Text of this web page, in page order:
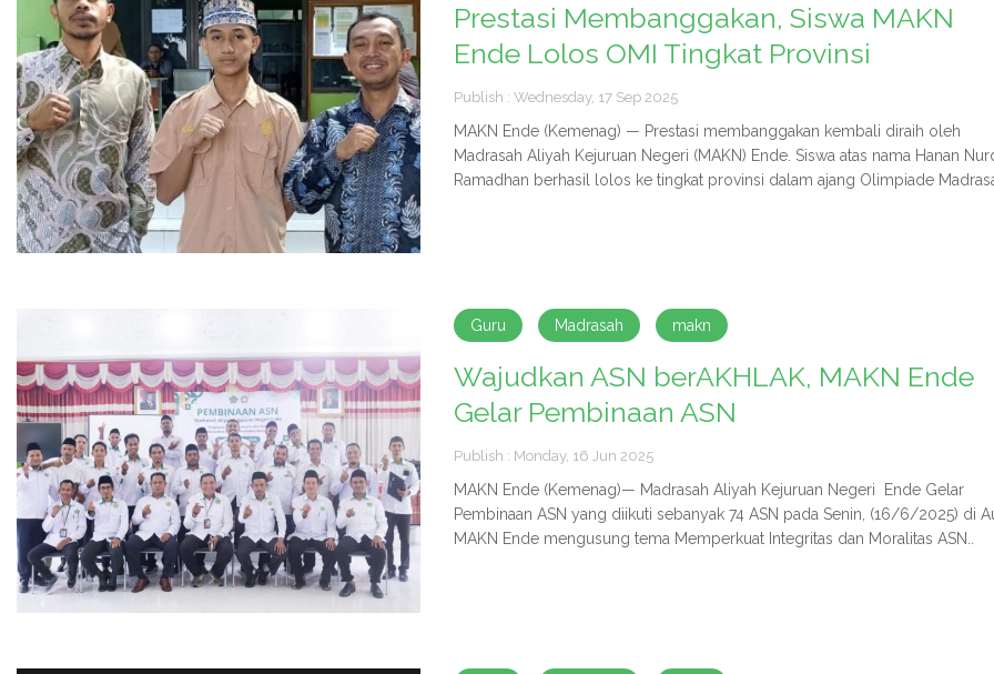
Prestasi Membanggakan, Siswa MAKN
Ende Lolos OMI Tingkat Provinsi
Publish : Wednesday, 17 Sep 2025
MAKN Ende (Kemenag) — Prestasi membanggakan kembali diraih oleh
Madrasah Aliyah Kejuruan Negeri (MAKN) Ende. Siswa atas nama Hanan
Ramadhan berhasil lolos ke tingkat provinsi dalam ajang Olimpiade
Guru Madrasah makn
Wajudkan ASN berAKHLAK, MAKN Ende
Gelar Pembinaan ASN
Publish : Monday, 16 Jun 2025
MAKN Ende (Kemenag)— Madrasah Aliyah Kejuruan Negeri Ende Gelar
Pembinaan ASN yang diikuti sebanyak 74 ASN pada Senin, (16/6/2025) di
MAKN Ende mengusung tema Memperkuat Integritas dan Moralitas ASN..